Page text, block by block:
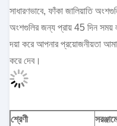
সাধারণভাবে, ফাঁকা জালিয়াতি
অংশগুলির জন্য প্রায় 45 দিন সময়
দয়া করে আপনার প্রয়োজনীয়তা
করে দেব।
শ্রেণী